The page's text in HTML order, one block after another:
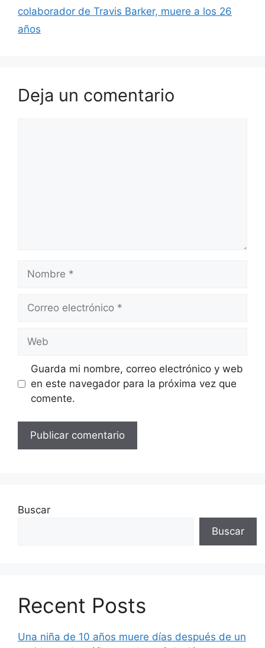
colaborador de Travis Barker, muere a los 26
años
Deja un comentario
Nombre
Correo
Web
Guarda mi nombre, correo electrónico y web
en este navegador para la próxima vez que
comente.
Buscar
Buscar
Recent Posts
Una niña de 10 años muere días después de un